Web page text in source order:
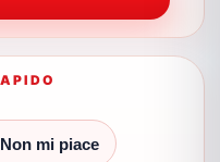
Non mi piace